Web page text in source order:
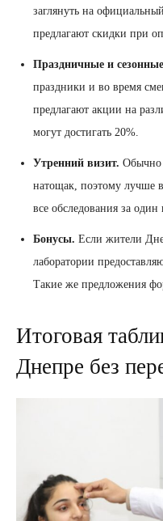
заглянуть на
предлагают скидки при
Праздничные и
праздники и во время
предлагают акции на
могут достигать 20%.
Утренний визит. Обычно
натощак, поэтому лучше
все обследования за один
Бонусы. Если жители
лаборатории
Такие же предложения
Итоговая
Днепре без